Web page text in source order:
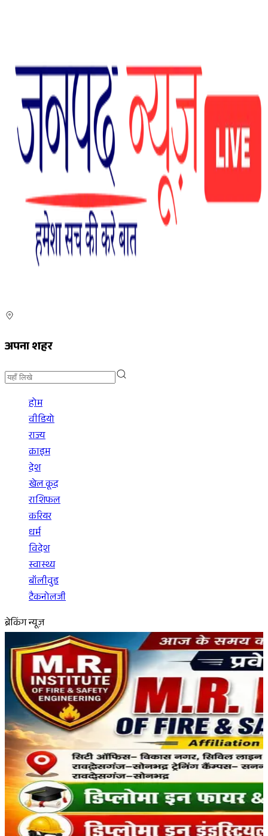
अपना शहर
होम
वीडियो
राज्य
क्राइम
देश
खेल कूद
राशिफल
करियर
धर्म
विदेश
स्वास्थ्य
बॉलीवुड
टैकनोलजी
ब्रेकिंग न्यूज़